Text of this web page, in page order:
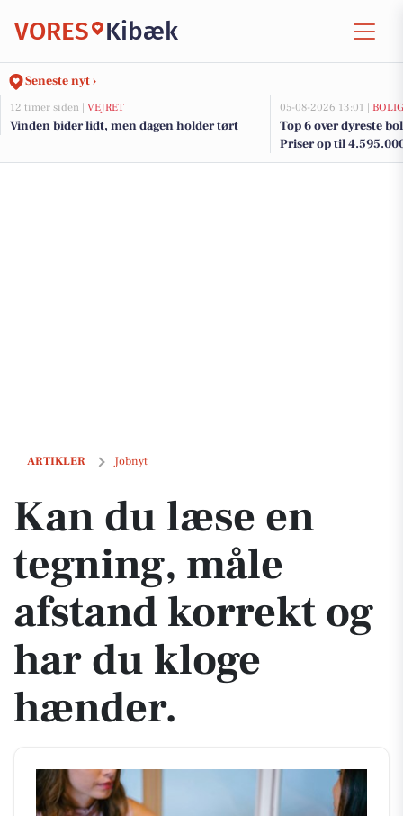
VORES Kibæk
Seneste nyt ›
12 timer siden | VEJRET
Vinden bider lidt, men dagen holder tørt
05-08-2026 13:01 |
Top 6 over dyreste
Priser op til
ARTIKLER Jobnyt
Kan du læse en tegning, måle afstand korrekt og har du kloge
Kan du læse en
tegning, måle
afstand korrekt og
har du kloge
hænder.